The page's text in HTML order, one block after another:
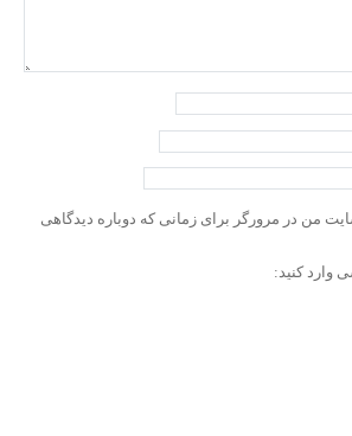
من در مرورگر برای زمانی که دوباره دیدگاهی
وارد کنید: